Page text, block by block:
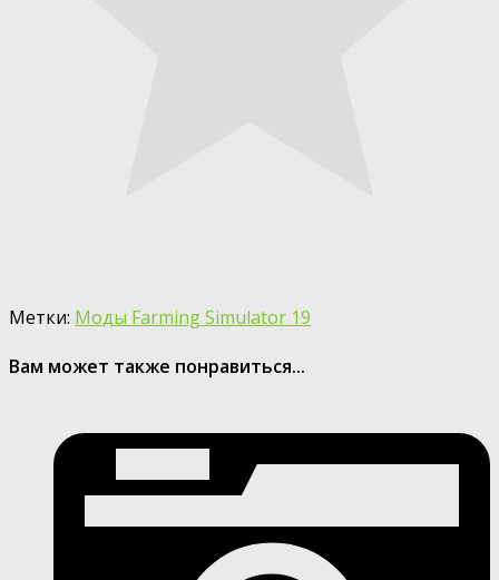
Метки: Моды Farming Simulator 19
Вам может также понравиться...